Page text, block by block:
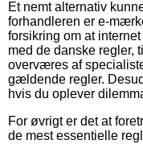
Et nemt alternativ
forhandleren er e-
forsikring om at
med de danske regler,
overværes af
gældende regler.
hvis du oplever
For øvrigt er det at
de mest essentielle